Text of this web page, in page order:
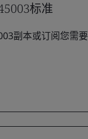
标准
副本或订阅您需